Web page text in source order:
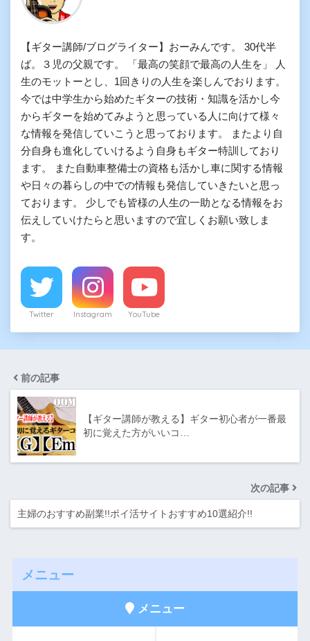
【ギター講師/ブログライター】おーみんです。 30代半
ば。３児の父親です。 「最高の笑顔で最高の人生を」 人
生のモットーとし、1回きりの人生を楽しんでおります。
今では中学生から始めたギターの技術・知識を活かし今
からギターを始めてみようと思っている人に向けて様々
な情報を発信していこうと思っております。 またより自
分自身も進化していけるよう自身もギター特訓しており
ます。 また自動車整備士の資格も活かし車に関する情報
や日々の暮らしの中での情報も発信していきたいと思っ
ております。 少しでも皆様の人生の一助となる情報をお
伝えしていけたらと思いますので宜しくお願い致しま
す。
Twitter Instagram YouTube
前の記事
【ギター講師が教える】ギター初心者が一番最
初に覚えた方がいいコ…
次の記事
主婦のおすすめ副業!!ポイ活サイトおすすめ10選紹介!!
メニュー
メニュー